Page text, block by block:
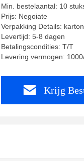
Min. bestelaantal: 10
Prijs: Negoiate
Verpakking Details: karton
Levertijd: 5-8 dagen
Betalingscondities: T/T
Levering vermogen:
Krijg